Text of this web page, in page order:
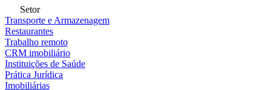
Setor
Transporte e Armazenagem
Restaurantes
Trabalho remoto
CRM imobiliário
Instituições de Saúde
Prática Jurídica
Imobiliárias